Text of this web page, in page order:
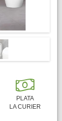
PLATA
LA CURIER